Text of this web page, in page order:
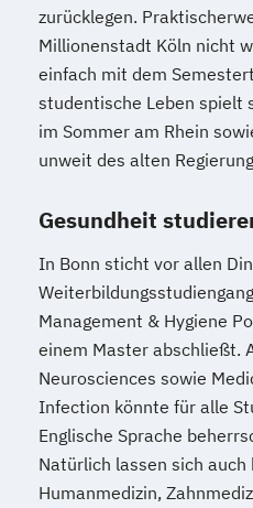
zurücklegen.
Millionenstadt Köln nicht
einfach mit dem
studentische Leben spielt
im Sommer am Rhein
unweit des alten
Gesundheit
In Bonn sticht vor allen
Management & Hygiene
einem Master abschließt.
Neurosciences sowie
Infection könnte für alle
Englische Sprache
Natürlich lassen sich auch
Humanmedizin,